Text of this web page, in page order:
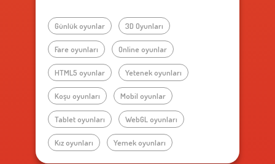
Günlük oyunlar 3D Oyunları
Fare oyunları Online oyunlar
HTML5 oyunlar Yetenek oyunları
Koşu oyunları Mobil oyunlar
Tablet oyunları WebGL oyunları
Kız oyunları Yemek oyunları